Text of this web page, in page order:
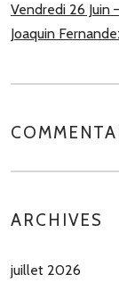
Vendredi 26 Juin
Joaquin
ARCHIVES
juillet 2026